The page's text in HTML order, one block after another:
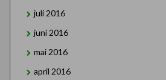
juli 2016
juni 2016
mai 2016
april 2016